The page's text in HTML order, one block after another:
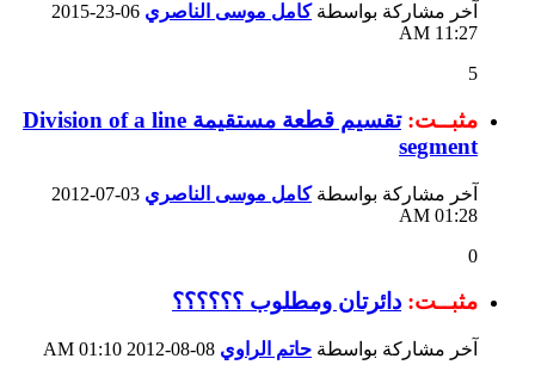
آخر مشاركة بواسطةكامل موسى الناصري
11:27 AM
5
مثبــت:
تقسيم قطعة مستقيمة Division of a line
segment
آخر مشاركة بواسطةكامل موسى الناصري
01:28 AM
0
مثبــت: دائرتان ومطلوب ؟؟؟؟؟؟
آخر مشاركة بواسطة حاتم الراوي
01:10 AM